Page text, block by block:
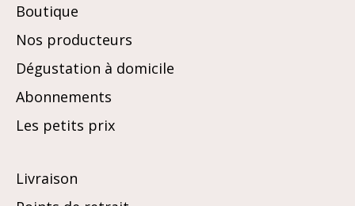
Boutique
Nos producteurs
Dégustation à domicile
Abonnements
Les petits prix
Livraison